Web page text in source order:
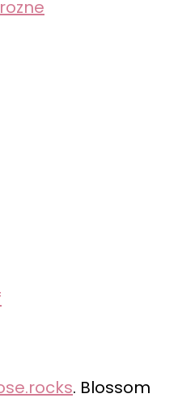
. Blossom